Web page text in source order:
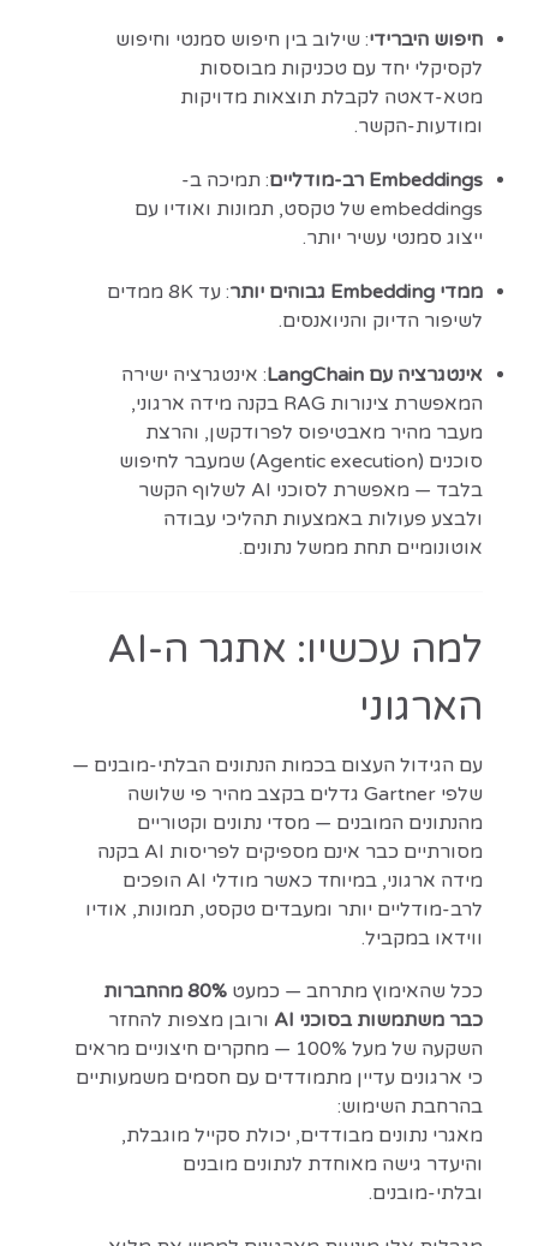
חיפוש היברידי: שילוב בין חיפוש סמנטי וחיפוש
לקסיקלי יחד עם טכניקות מבוססות
מטא-דאטה לקבלת תוצאות מדויקות
ומודעות-הקשר.
Embeddings רב-מודליים
: תמיכה ב-
embeddings של טקסט, תמונות ואודיו עם
ייצוג סמנטי עשיר יותר.
ממדי Embedding גבוהים יותר
: עד ‎8K‎ ממדים
לשיפור הדיוק והניואנסים.
אינטגרציה עם LangChain
: אינטגרציה ישירה
המאפשרת צינורות RAG בקנה מידה ארגוני,
מעבר מהיר מאבטיפוס לפרודקשן, והרצת
סוכנים (Agentic execution) שמעבר לחיפוש
בלבד — מאפשרת לסוכני AI לשלוף הקשר
ולבצע פעולות באמצעות תהליכי עבודה
אוטונומיים תחת ממשל נתונים.
למה עכשיו: אתגר ה-AI
הארגוני
עם הגידול העצום בכמות הנתונים הבלתי-מובנים —
שלפי Gartner גדלים בקצב מהיר פי שלושה
מהנתונים המובנים — מסדי נתונים וקטוריים
מסורתיים כבר אינם מספיקים לפריסות AI בקנה
מידה ארגוני, במיוחד כאשר מודלי AI הופכים
לרב-מודליים יותר ומעבדים טקסט, תמונות, אודיו
ווידאו במקביל.
ככל שהאימוץ מתרחב — כמעט
80% מהחברות
כבר משתמשות בסוכני AI
ורובן מצפות להחזר
השקעה של מעל ‎100%‎ — מחקרים חיצוניים מראים
כי ארגונים עדיין מתמודדים עם חסמים משמעותיים
בהרחבת השימוש:
מאגרי נתונים מבודדים, יכולת סקייל מוגבלת,
והיעדר גישה מאוחדת לנתונים מובנים
ובלתי-מובנים.